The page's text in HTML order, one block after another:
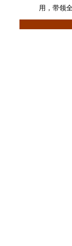
用，带领